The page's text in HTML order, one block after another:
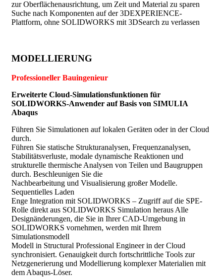
zur Oberflächenausrichtung, um Zeit und Material zu sparen
Suche nach Komponenten auf der 3DEXPERIENCE-
Plattform, ohne SOLIDWORKS mit 3DSearch zu verlassen
MODELLIERUNG
Professioneller Bauingenieur
Erweiterte Cloud-Simulationsfunktionen für
SOLIDWORKS-Anwender auf Basis von SIMULIA
Abaqus
Führen Sie Simulationen auf lokalen Geräten oder in der Cloud
durch.
Führen Sie statische Strukturanalysen, Frequenzanalysen,
Stabilitätsverluste, modale dynamische Reaktionen und
strukturelle thermische Analysen von Teilen und Baugruppen
durch. Beschleunigen Sie die
Nachbearbeitung und Visualisierung großer Modelle.
Sequentielles Laden
Enge Integration mit SOLIDWORKS – Zugriff auf die SPE-
Rolle direkt aus SOLIDWORKS Simulation heraus Alle
Designänderungen, die Sie in Ihrer CAD-Umgebung in
SOLIDWORKS vornehmen, werden mit Ihrem
Simulationsmodell
Modell in Structural Professional Engineer in der Cloud
synchronisiert. Genauigkeit durch fortschrittliche Tools zur
Netzgenerierung und Modellierung komplexer Materialien mit
dem Abaqus-Löser.